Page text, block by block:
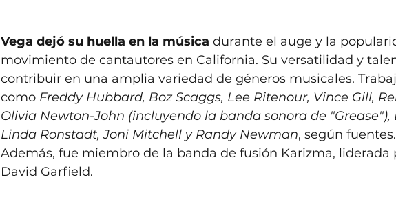
Vega dejó su huella en la música durante el auge y la
movimiento de cantautores en California. Su versatilidad y
contribuir en una amplia variedad de géneros musicales.
como Freddy Hubbard, Boz Scaggs, Lee Ritenour, Vince Gill,
Olivia Newton-John (incluyendo la banda sonora de "Grease"),
Linda Ronstadt, Joni Mitchell y Randy Newman, según fuentes.
Además, fue miembro de la banda de fusión Karizma, liderada
David Garfield.